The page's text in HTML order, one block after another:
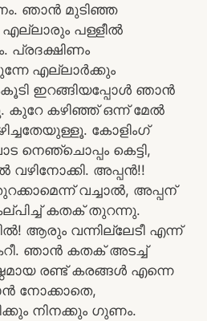
ഞാൻ മുടിഞ്ഞ
പള്ളീൽ
പ്രദക്ഷിണം
എല്ലാർക്കും
ഇറങ്ങിയപ്പോൾ ഞാൻ
കഴിഞ്ഞ് ഒന്ന് മേൽ
കോളിംഗ്
നെഞ്ചൊപ്പം കെട്ടി,
അപ്പൻ!!
വച്ചാൽ, അപ്പന്
കതക് തുറന്നു.
ആരും വന്നില്ലേടീ എന്ന്
ഞാൻ കതക് അടച്ച്
രണ്ട് കരങ്ങൾ എന്നെ
നോക്കാതെ,
നിനക്കും ഗുണം.